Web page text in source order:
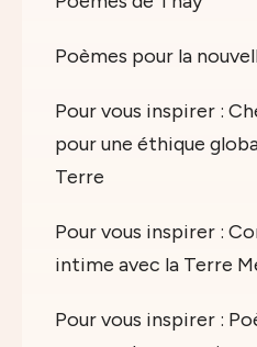
Poèmes pour la
Pour vous inspirer :
pour une éthique
Terre
Pour vous inspirer :
intime avec la Terre
Pour vous inspirer :